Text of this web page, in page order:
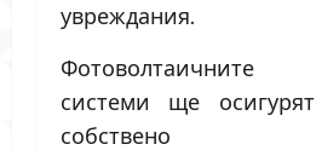
увреждания.
Фотоволтаичните
системи ще осигурят
собствено